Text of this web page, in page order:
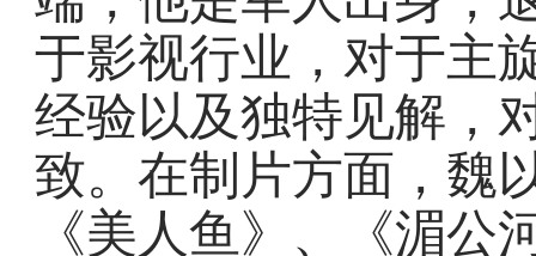
于影视行业，对于主
经验以及独特见解，
致。在制片方面，魏
《美人鱼》、《湄公